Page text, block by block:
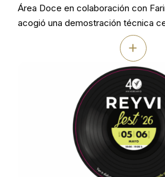
Área Doce en colaboración con
acogió una demostración técnica
elaboración de panes rústicos de
integrales. Jérôme Foulquier trabajó
natural y levadura, mostrando cómo
formatos a la realidad del obrador
+